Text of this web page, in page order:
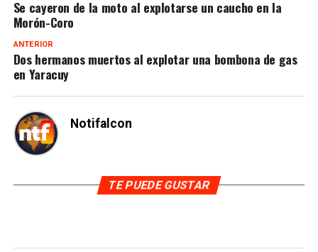
Se cayeron de la moto al explotarse un caucho en la
Morón-Coro
ANTERIOR
Dos hermanos muertos al explotar una bombona de gas
en Yaracuy
Notifalcon
TE PUEDE GUSTAR